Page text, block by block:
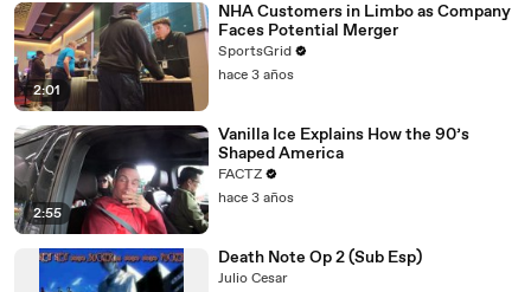
2:01
NHA Customers in Limbo as Company
Faces Potential Merger
SportsGrid
hace 3 años
2:55
Vanilla Ice Explains How the 90’s
Shaped America
FACTZ
hace 3 años
Death Note Op 2 (Sub Esp)
Julio Cesar